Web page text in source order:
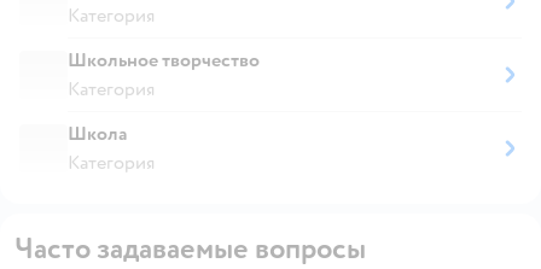
Категория
Школьное творчество
Категория
Школа
Категория
Часто задаваемые вопросы